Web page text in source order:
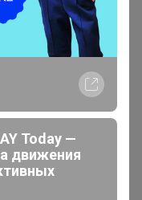
по
Today —
движения